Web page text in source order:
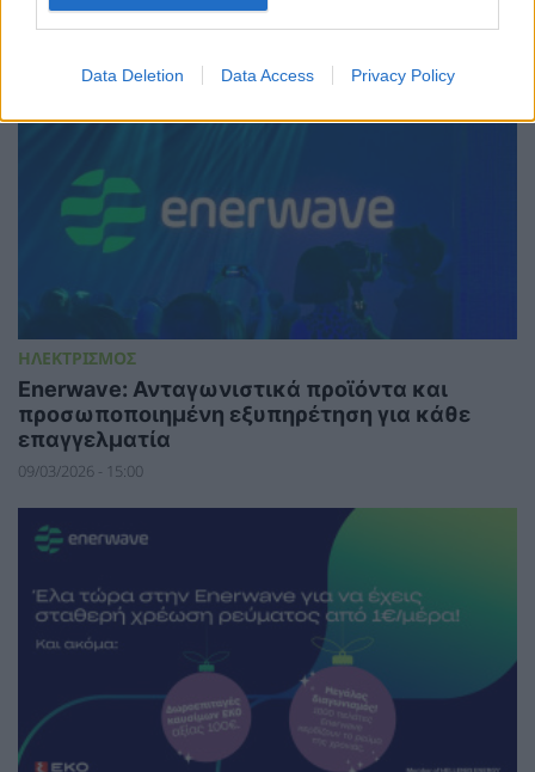
Data Deletion Data Access Privacy Policy
06/04/2026 - 13:43
ΗΛΕΚΤΡΙΣΜΟΣ
Enerwave: Ανταγωνιστικά προϊόντα και
προσωποποιημένη εξυπηρέτηση για κάθε
επαγγελματία
09/03/2026 - 15:00